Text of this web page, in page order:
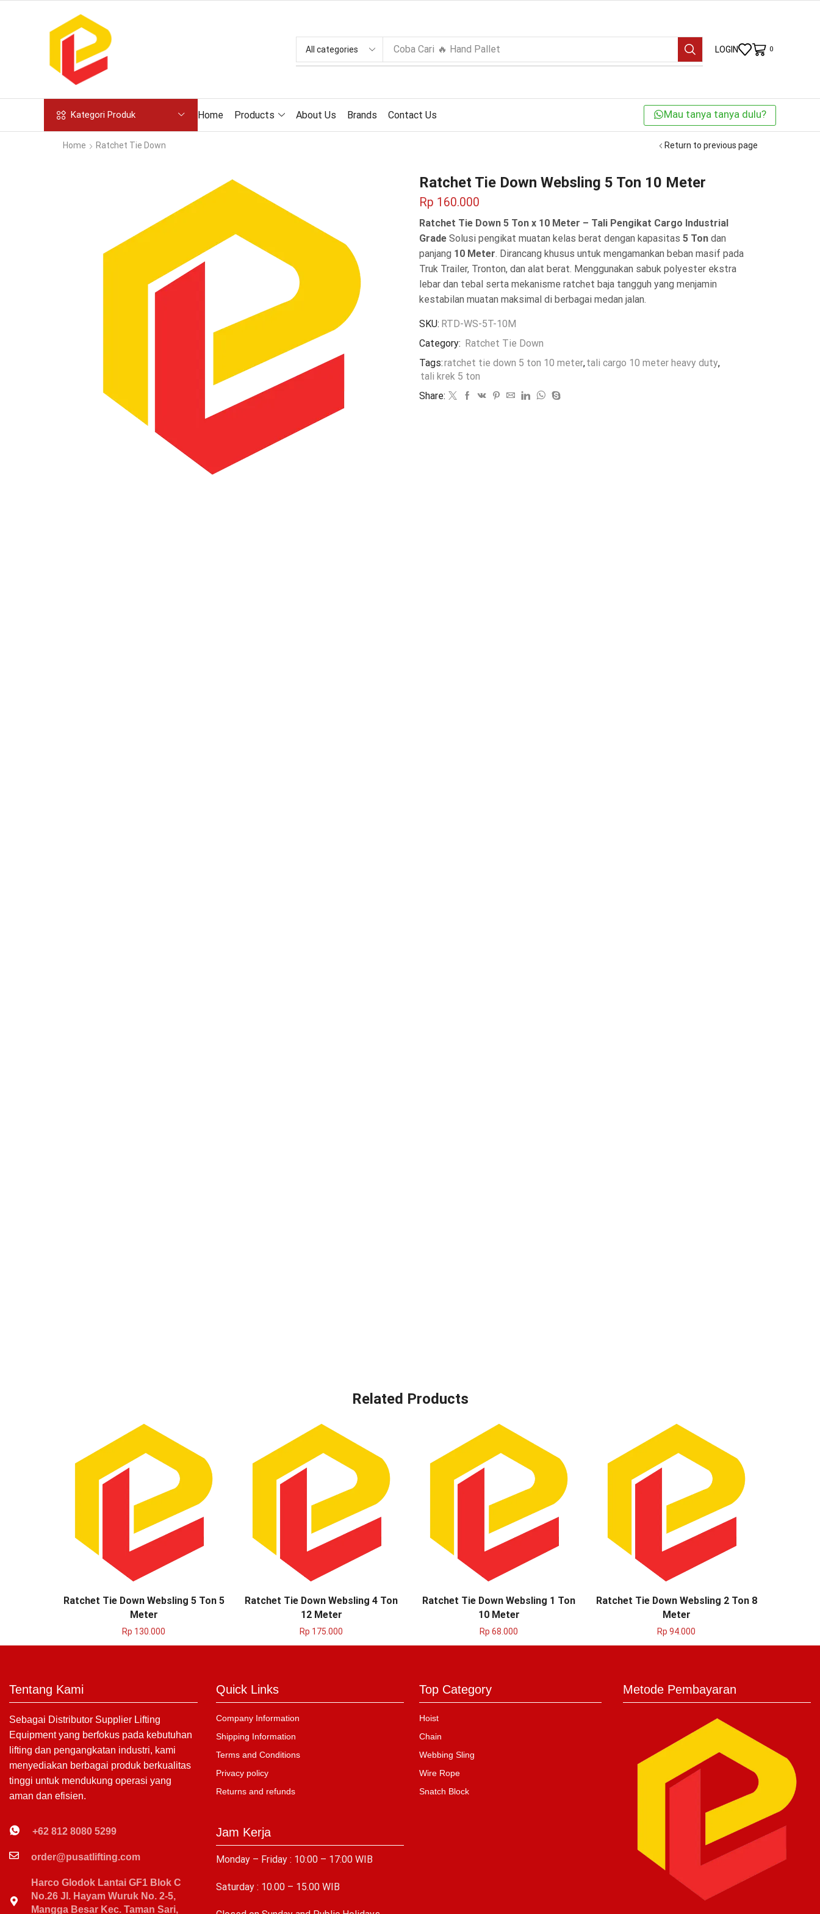
Coba Cari 🔥 Hand Pallet LOGIN 0
Kategori Produk Home Products About Us Brands Contact Us Mau tanya tanya dulu?
Home Ratchet Tie Down Return to previous page
Ratchet Tie Down Websling 5 Ton 10 Meter
Rp 160.000
Ratchet Tie Down 5 Ton x 10 Meter – Tali Pengikat Cargo Industrial
Grade Solusi pengikat muatan kelas berat dengan kapasitas 5 Ton dan
panjang 10 Meter. Dirancang khusus untuk mengamankan beban masif pada
Truk Trailer, Tronton, dan alat berat. Menggunakan sabuk polyester ekstra
lebar dan tebal serta mekanisme ratchet baja tangguh yang menjamin
kestabilan muatan maksimal di berbagai medan jalan.
SKU: RTD-WS-5T-10M
Category: Ratchet Tie Down
Tags:ratchet tie down 5 ton 10 meter,tali cargo 10 meter heavy duty,
tali krek 5 ton
Share:
Related Products
Ratchet Tie Down Websling 5 Ton 5
Meter
Rp 130.000
Ratchet Tie Down Websling 4 Ton
12 Meter
Rp 175.000
Ratchet Tie Down Websling 1 Ton
10 Meter
Rp 68.000
Ratchet Tie Down Websling 2 Ton 8
Meter
Rp 94.000
Tentang Kami
Sebagai Distributor Supplier Lifting
Equipment yang berfokus pada kebutuhan
lifting dan pengangkatan industri, kami
menyediakan berbagai produk berkualitas
tinggi untuk mendukung operasi yang
aman dan efisien.
+62 812 8080 5299
order@pusatlifting.com
Harco Glodok Lantai GF1 Blok C
No.26 Jl. Hayam Wuruk No. 2-5,
Mangga Besar Kec. Taman Sari,
Quick Links
Company Information
Shipping Information
Terms and Conditions
Privacy policy
Returns and refunds
Jam Kerja
Monday – Friday : 10:00 – 17:00 WIB
Saturday : 10.00 – 15.00 WIB
Top Category
Hoist
Chain
Webbing Sling
Wire Rope
Snatch Block
Metode Pembayaran